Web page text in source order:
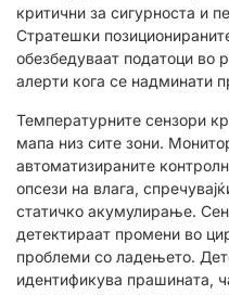
критични за сигурноста и
Стратешки
обезбедуваат податоци во
алерти кога се надминати
Температурните сензори
мапа низ сите зони.
автоматизираните
опсези на влага,
статичко акумулирање.
детектираат промени во
проблеми со ладењето.
идентификува прашината,